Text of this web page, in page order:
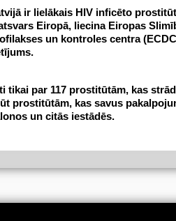
ir lielākais HIV inficēto
Eiropā, liecina Eiropas
un kontroles centra
tikai par 117 prostitūtām, kas
prostitūtām, kas savus
un citās iestādēs.